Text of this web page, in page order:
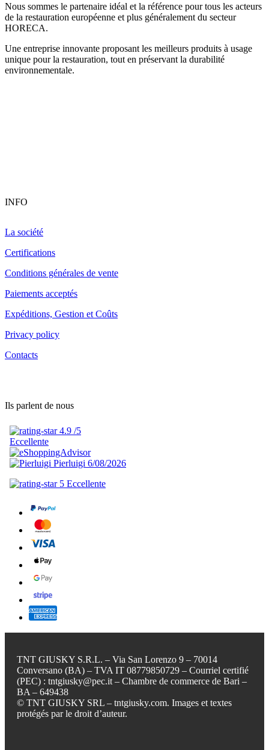
Nous sommes le partenaire idéal et la référence pour tous les acteurs
de la restauration européenne et plus généralement du secteur
HORECA.
Une entreprise innovante proposant les meilleurs produits à usage
unique pour la restauration, tout en préservant la durabilité
environnementale.
INFO
La société
Certifications
Conditions générales de vente
Paiements acceptés
Expéditions, Gestion et Coûts
Privacy policy
Contacts
Ils parlent de nous
TNT GIUSKY S.R.L. – Via San Lorenzo 9 – 70014
Conversano (BA) – TVA IT 08779850729 – Courriel certifié
(PEC) : tntgiusky@pec.it – Chambre de commerce de Bari –
BA – 649438
© TNT GIUSKY SRL – tntgiusky.com. Images et textes
protégés par le droit d’auteur.